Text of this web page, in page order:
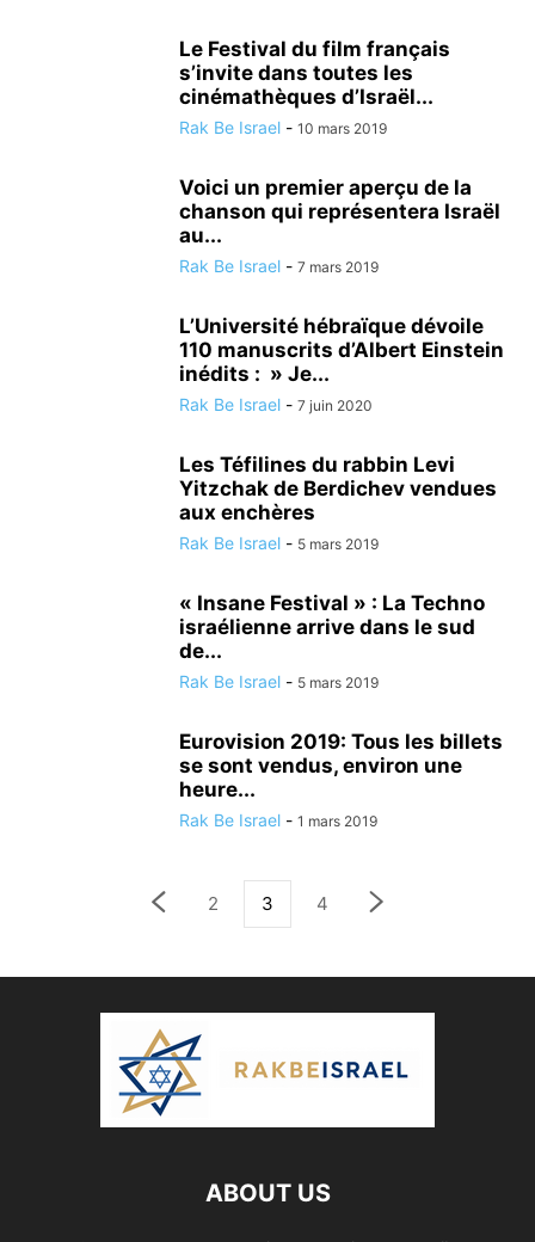
Le Festival du film français
s’invite dans toutes les
cinémathèques d’Israël...
Rak Be Israel - 10 mars 2019
Voici un premier aperçu de la
chanson qui représentera Israël
au...
Rak Be Israel - 7 mars 2019
L’Université hébraïque dévoile
110 manuscrits d’Albert Einstein
inédits : » Je...
Rak Be Israel - 7 juin 2020
Les Téfilines du rabbin Levi
Yitzchak de Berdichev vendues
aux enchères
Rak Be Israel - 5 mars 2019
« Insane Festival » : La Techno
israélienne arrive dans le sud
de...
Rak Be Israel - 5 mars 2019
Eurovision 2019: Tous les billets
se sont vendus, environ une
heure...
Rak Be Israel - 1 mars 2019
2 3 4
ABOUT US